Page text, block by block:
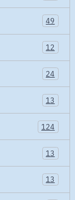
49
12
24
13
124
13
13